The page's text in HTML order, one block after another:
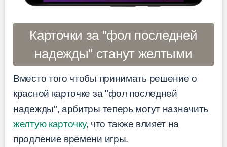
Карточки за "фол последней
надежды" станут желтыми
Вместо того чтобы принимать решение о
красной карточке за "фол последней
надежды", арбитры теперь могут назначить
желтую карточку, что также влияет на
продление времени игры.